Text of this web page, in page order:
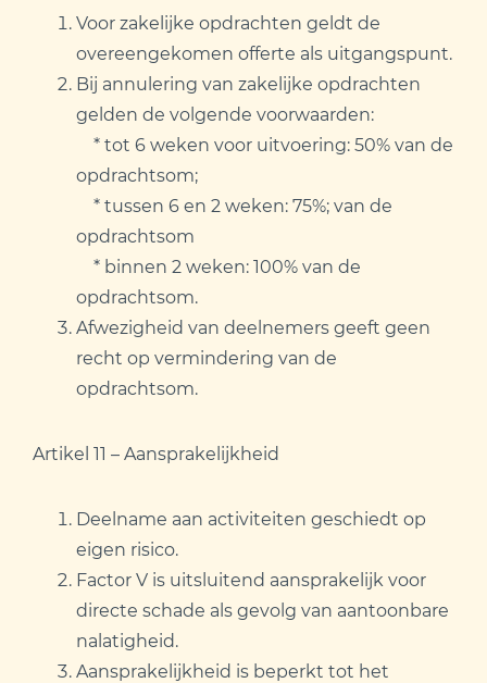
Voor zakelijke opdrachten geldt de
overeengekomen offerte als uitgangspunt.
Bij annulering van zakelijke opdrachten
gelden de volgende voorwaarden:
* tot 6 weken voor uitvoering: 50% van de
opdrachtsom;
* tussen 6 en 2 weken: 75%; van de
opdrachtsom
* binnen 2 weken: 100% van de
opdrachtsom.
Afwezigheid van deelnemers geeft geen
recht op vermindering van de
opdrachtsom.
Artikel 11 – Aansprakelijkheid
Deelname aan activiteiten geschiedt op
eigen risico.
Factor V is uitsluitend aansprakelijk voor
directe schade als gevolg van aantoonbare
nalatigheid.
Aansprakelijkheid is beperkt tot het